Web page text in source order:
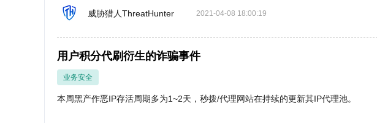
威胁猎人ThreatHunter 2021-04-08 18:00:19
用户积分代刷衍生的诈骗事件
业务安全
本周黑产作恶IP存活周期多为1~2天，秒拨/代理网站在持续的更新其IP代理池。